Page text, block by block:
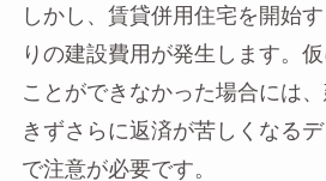
しかし、賃貸併用住宅を開始
りの建設費用が発生します。
ことができなかった場合には
きずさらに返済が苦しくなる
で注意が必要です。